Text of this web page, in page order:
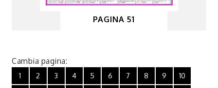
PAGINA 51
Cambia pagina:
1 2 3 4 5 6 7 8 9
10